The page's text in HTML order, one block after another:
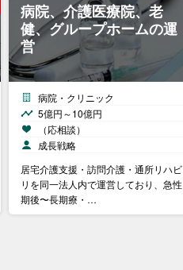
病院、介護医療院、老
健、グループホームの運
営
病院・クリニック
5億円～10億円
（応相談）
成長戦略
居宅介護支援・訪問介護・通所リハビ
リを同一法人内で運営しており、急性
期後〜長期療・…